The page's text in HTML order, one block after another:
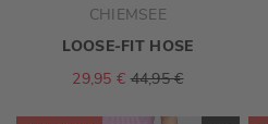
CHIEMSEE
LOOSE-FIT HOSE
29,95 € 44,95 €